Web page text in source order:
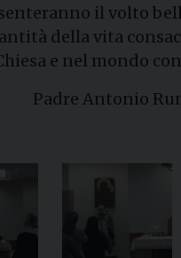
il volto
della vita
e nel mondo
Padre Antonio